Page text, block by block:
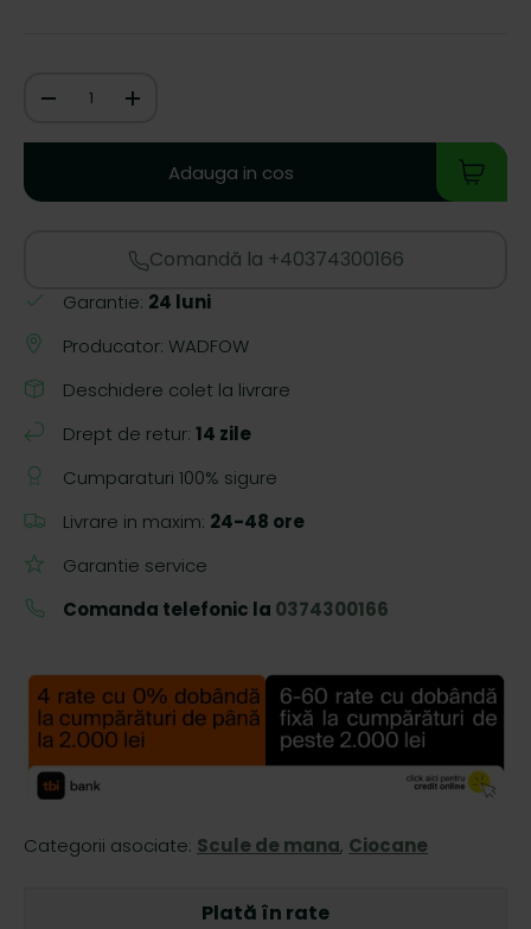
-
+
Adauga in cos
Comandă la +40374300166
Garantie: 24 luni
Producator: WADFOW
Deschidere colet la livrare
Drept de retur: 14 zile
Cumparaturi 100% sigure
Livrare in maxim: 24-48 ore
Garantie service
Comanda telefonic la 0374300166
Categorii asociate: Scule de mana, Ciocane
Plată în rate